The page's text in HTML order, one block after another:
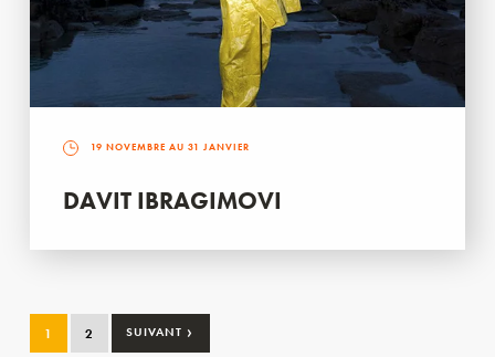
19 NOVEMBRE AU 31 JANVIER
DAVIT IBRAGIMOVI
1 2 SUIVANT ›